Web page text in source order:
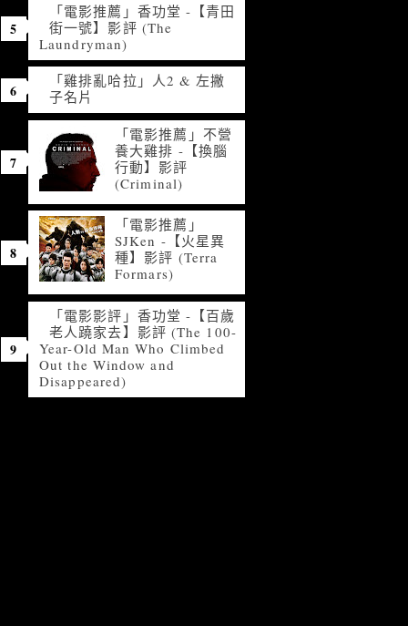
「電影推薦」香功堂 -【青田
街一號】影評 (The
Laundryman)
「雞排亂哈拉」人2 & 左撇
子名片
「電影推薦」不營
養大雞排 -【換腦
行動】影評
(Criminal)
「電影推薦」
SJKen -【火星異
種】影評 (Terra
Formars)
「電影影評」香功堂 -【百歲
老人蹺家去】影評 (The 100-
Year-Old Man Who Climbed
Out the Window and
Disappeared)